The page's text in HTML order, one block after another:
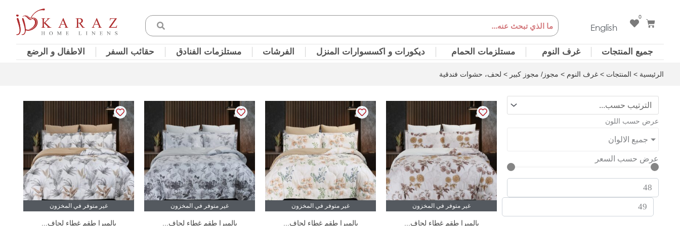
Search English
0
Cart
جميع المنتجات غرف النوم مستلزمات الحمام ديكورات و اكسسوارات المنزل الفرشات مستلزمات الفنادق حقائب السفر الاطفال و الرضع
الرئيسية > المنتجات > غرف النوم > مجوز/ مجوز كبير > لحف، حشوات فندقية
عرض حسب اللون
جميع الالوان
عرض حسب السعر
غير متوفر في المخزون
بالميرا طقم غطاء لحاف...
غير متوفر في المخزون
بالميرا طقم غطاء لحاف...
غير متوفر في المخزون
بالميرا طقم غطاء لحاف...
غير متوفر في المخزون
بالميرا طقم غطاء لحاف...